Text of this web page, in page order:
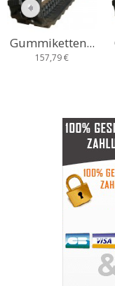
Gummiketten...
157,79 €